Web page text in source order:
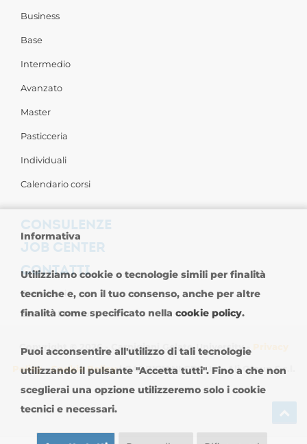
Business
Base
Intermedio
Avanzato
Master
Pasticceria
Individuali
Calendario corsi
CONSULENZE
JOB CENTER
CONTATTI
Contattaci
Sedi nel Mondo
Copyright © 2026 - Carpigiani Gelato University -
Policy-Cookie Policy| CARPIGIANI GROUP - Ali Group S.r.l.
P.IVA 13239980967
Informativa
Utilizziamo cookie o tecnologie simili per finalità
tecniche e, con il tuo consenso, anche per altre
finalità come specificato nella cookie policy.
Puoi acconsentire all'utilizzo di tali tecnologie
utilizzando il pulsante "Accetta tutti". Fino a che non
sceglierai una opzione utilizzeremo solo i cookie
tecnici e necessari.